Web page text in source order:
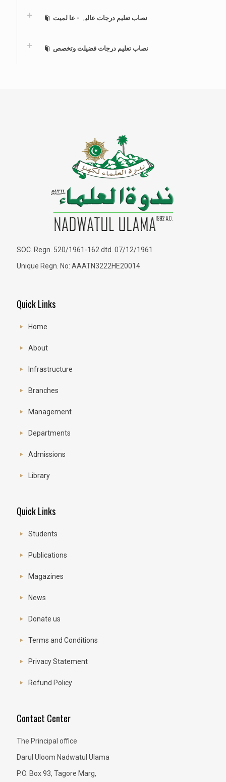
نصاب تعلیم درجات عالیہ - عا لمیت
نصاب تعلیم درجات فضیلت وتخصص
SOC. Regn. 520/1961-162 dtd. 07/12/1961
Unique Regn. No: AAATN3222HE20014
Quick Links
Home
About
Infrastructure
Branches
Management
Departments
Admissions
Library
Quick Links
Students
Publications
Magazines
News
Donate us
Terms and Conditions
Privacy Statement
Refund Policy
Contact Center
The Principal office
Darul Uloom Nadwatul Ulama
P.O. Box 93, Tagore Marg,